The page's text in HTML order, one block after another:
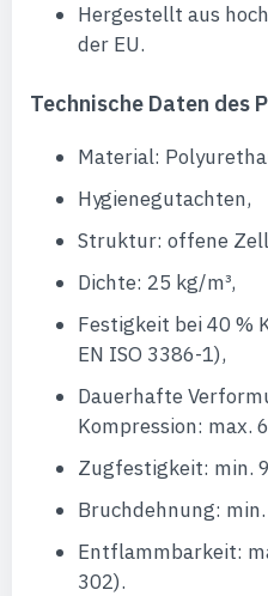
Hergestellt aus
der EU.
Technische Daten des
Material:
Hygienegutachten,
Struktur: offene
Dichte: 25 kg/m³,
Festigkeit bei 40 %
EN ISO 3386-1),
Dauerhafte
Kompression: max.
Zugfestigkeit: min.
Bruchdehnung:
Entflammbarkeit:
302).